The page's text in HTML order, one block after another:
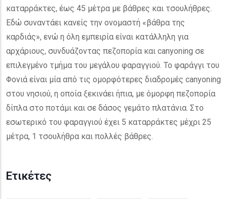
καταρράκτες, έως 45 μέτρα με βάθρες και τσουλήθρες.
Εδώ συναντάει κανείς την ονομαστή «βάθρα της
καρδιάς», ενώ η όλη εμπειρία είναι κατάλληλη για
αρχάριους, συνδυάζοντας πεζοπορία και canyoning σε
επιλεγμένο τμήμα του μεγάλου φαραγγιού. Το φαράγγι του
Φονιά είναι μία από τις ομορφότερες διαδρομές canyoning
στου νησιού, η οποία ξεκινάει ήπια, με όμορφη πεζοπορία
δίπλα στο ποτάμι και σε δάσος γεμάτο πλατάνια. Στο
εσωτερικό του φαραγγιού έχει 5 καταρράκτες μέχρι 25
μέτρα, 1 τσουλήθρα και πολλές βάθρες.
Ετικέτες